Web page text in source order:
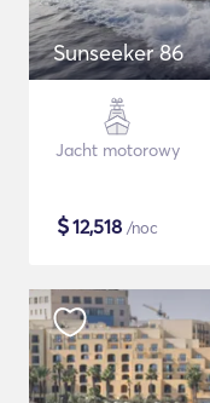
Sunseeker 86
Jacht motorowy
$12,518 /noc